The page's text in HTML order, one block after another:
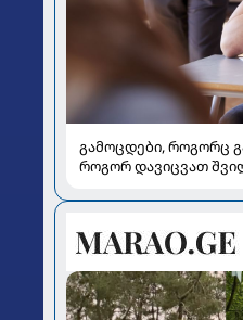
გამოცდები, როგორც
როგორ დავიცვათ